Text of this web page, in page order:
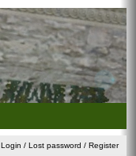
Login / Lost password / Register